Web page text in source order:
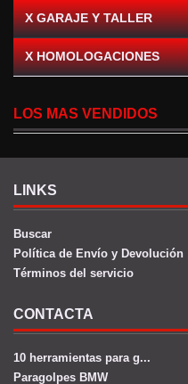
X GARAJE Y TALLER
X HOMOLOGACIONES
LOS MAS VENDIDOS
LINKS
Buscar
Política de Envío y Devolución
Términos del servicio
CONTACTA
10 herramientas para g...
Paragolpes BMW